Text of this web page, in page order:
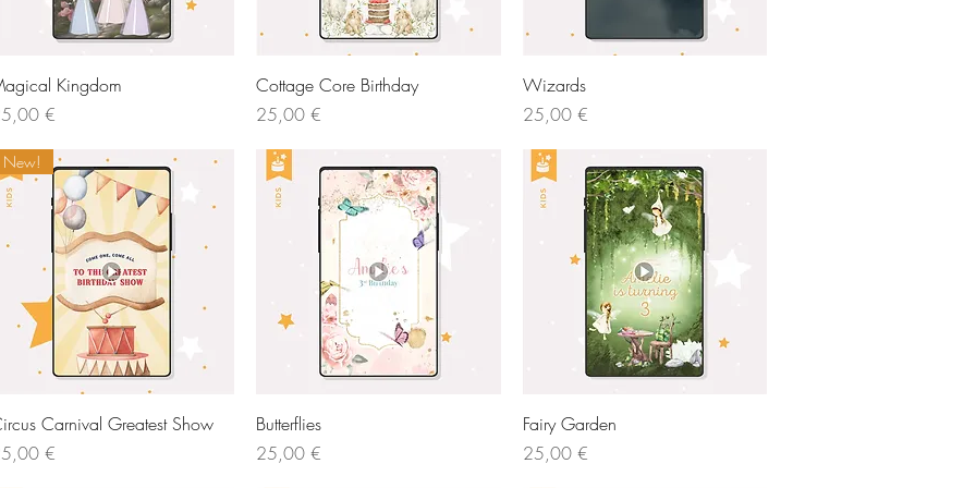
Vista rápida
Kingdom
€
Vista rápida
Cottage Core Birthday
Precio
25,00 €
Wizards
Precio
25,00 €
Vista rápida
New!
Carnival Greatest Show
€
Butterflies
Precio
25,00 €
Vista rápida
Fairy Garden
Precio
25,00 €